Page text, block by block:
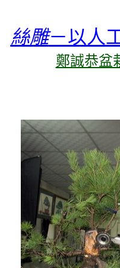
絲雕－以人
鄭誠恭盆